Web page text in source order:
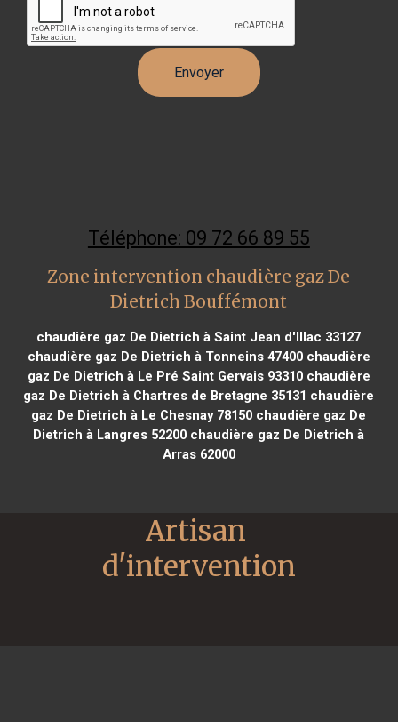
Téléphone: 09 72 66 89 55
Zone intervention chaudière gaz De
Dietrich Bouffémont
chaudière gaz De Dietrich à Saint Jean d'Illac 33127
chaudière gaz De Dietrich à Tonneins 47400chaudière
gaz De Dietrich à Le Pré Saint Gervais 93310chaudière
gaz De Dietrich à Chartres de Bretagne 35131 chaudière
gaz De Dietrich à Le Chesnay 78150 chaudière gaz De
Dietrich à Langres 52200 chaudière gaz De Dietrich à
Arras 62000
Artisan
d'intervention